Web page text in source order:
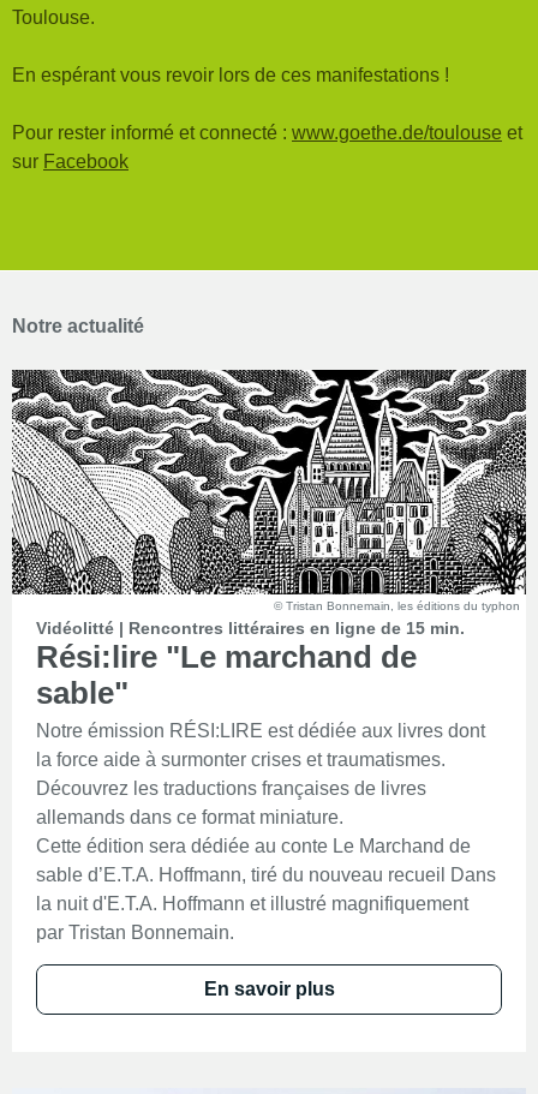
Toulouse.
En espérant vous revoir lors de ces manifestations !
Pour rester informé et connecté : www.goethe.de/toulouse et
sur Facebook
Notre actualité
© Tristan Bonnemain, les éditions du typhon
Vidéolitté | Rencontres littéraires en ligne de 15 min.
Rési:lire "Le marchand de
sable"
Notre émission RÉSI:LIRE est dédiée aux livres dont
la force aide à surmonter crises et traumatismes.
Découvrez les traductions françaises de livres
allemands dans ce format miniature.
Cette édition sera dédiée au conte Le Marchand de
sable d’E.T.A. Hoffmann, tiré du nouveau recueil Dans
la nuit d'E.T.A. Hoffmann et illustré magnifiquement
par Tristan Bonnemain.
En savoir plus